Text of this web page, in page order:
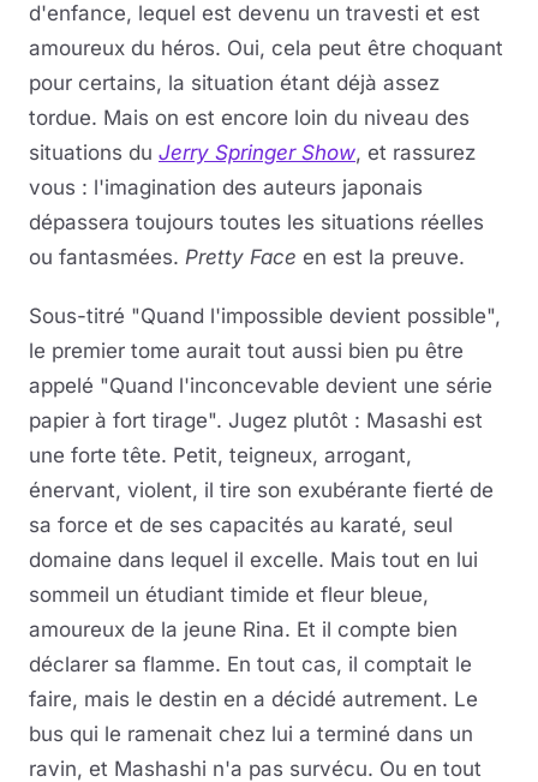
d'enfance, lequel est devenu un travesti et est
amoureux du héros. Oui, cela peut être choquant
pour certains, la situation étant déjà assez
tordue. Mais on est encore loin du niveau des
situations du Jerry Springer Show, et rassurez
vous : l'imagination des auteurs japonais
dépassera toujours toutes les situations réelles
ou fantasmées. Pretty Face en est la preuve.
Sous-titré "Quand l'impossible devient possible",
le premier tome aurait tout aussi bien pu être
appelé "Quand l'inconcevable devient une série
papier à fort tirage". Jugez plutôt : Masashi est
une forte tête. Petit, teigneux, arrogant,
énervant, violent, il tire son exubérante fierté de
sa force et de ses capacités au karaté, seul
domaine dans lequel il excelle. Mais tout en lui
sommeil un étudiant timide et fleur bleue,
amoureux de la jeune Rina. Et il compte bien
déclarer sa flamme. En tout cas, il comptait le
faire, mais le destin en a décidé autrement. Le
bus qui le ramenait chez lui a terminé dans un
ravin, et Mashashi n'a pas survécu. Ou en tout